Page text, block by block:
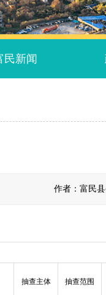
民新闻
作者：富民
抽查主体 抽查范围